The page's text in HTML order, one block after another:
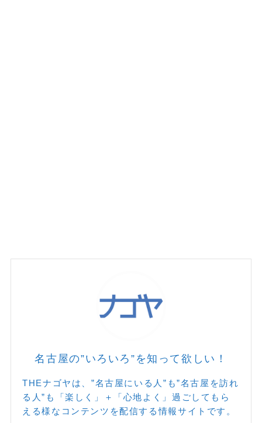
名古屋の”いろいろ”を知って欲しい！
THEナゴヤは、”名古屋にいる人”も”名古屋を訪れ
る人”も「楽しく」＋「心地よく」過ごしてもら
える様なコンテンツを配信する情報サイトです。